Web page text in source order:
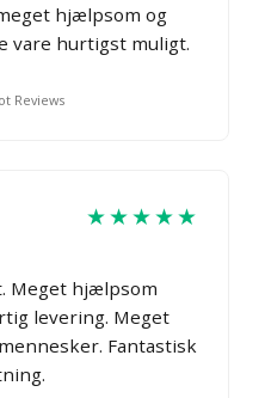
hjælpsom og
vare hurtigst muligt.
Reviews
★★★★★
Meget hjælpsom
levering. Meget
Fantastisk